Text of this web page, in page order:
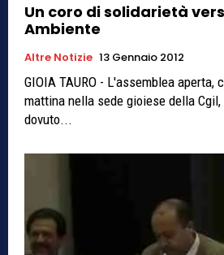
Un coro di solidarietà
Ambiente
Altre Notizie 13 Gennaio 2012
GIOIA TAURO - L'assemblea aperta,
mattina nella sede gioiese della
dovuto...